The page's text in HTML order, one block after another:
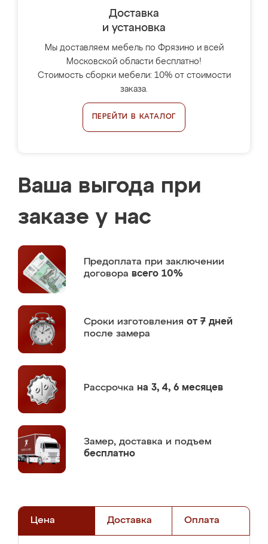
Доставка
и установка
Мы доставляем мебель по Фрязино и всей
Московской области бесплатно!
Стоимость сборки мебели: 10% от стоимости
заказа.
ПЕРЕЙТИ В КАТАЛОГ
Ваша выгода при
заказе у нас
Предоплата при заключении
договора всего 10%
Сроки изготовления от 7 дней
после замера
Рассрочка на 3, 4, 6 месяцев
Замер, доставка и подъем
бесплатно
Цена Доставка Оплата